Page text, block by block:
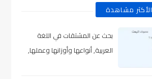
الأكثر مشاهدة
بحث عن المشتقات في اللغة
العربية, أنواعها وأوزانها وعملها,